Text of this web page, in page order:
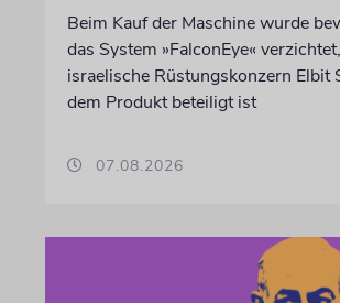
Beim Kauf der Maschine wurde
das System »FalconEye«
israelische Rüstungskonzern Elbit
dem Produkt beteiligt ist
07.08.2026